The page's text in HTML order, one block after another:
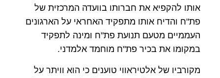
אותו להקפיא את חברותו בוועדה המרכזית של
פת"ח והדיח אותו מתפקיד האחראי על הארגונים
העממיים מטעם תנועת פת"ח ומינה לתפקיד
במקומו את בכיר פת"ח מוחמד אלמדני.
מקורביו של אלטיראווי טוענים כי הוא וויתר על